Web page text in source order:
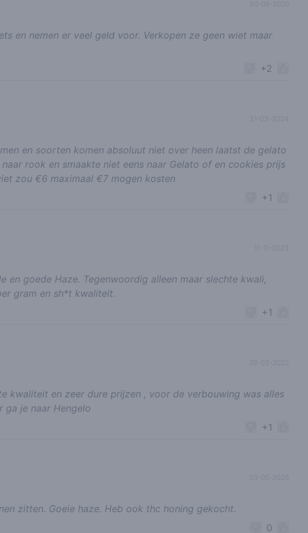
30-08-2020
en nemen er veel geld voor. Verkopen ze geen wiet maar
+2
31-03-2024
en soorten komen absoluut niet over heen laatst de gelato
rook en smaakte niet eens naar Gelato of en cookies prijs
zou €6 maximaal €7 mogen kosten
+1
11-11-2023
en goede Haze. Tegenwoordig alleen maar slechte kwali,
gram en sh*t kwaliteit.
+1
28-03-2022
kwaliteit en zeer dure prijzen , voor de verbouwing was alles
ga je naar Hengelo
+1
03-05-2025
zitten. Goeie haze. Heb ook thc honing gekocht.
0